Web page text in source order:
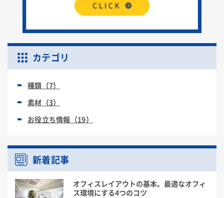
カテゴリ
種類（7）
素材（3）
お役立ち情報（19）
新着記事
オフィスレイアウトの基本。最適なオフィ
ス環境にする4つのコツ